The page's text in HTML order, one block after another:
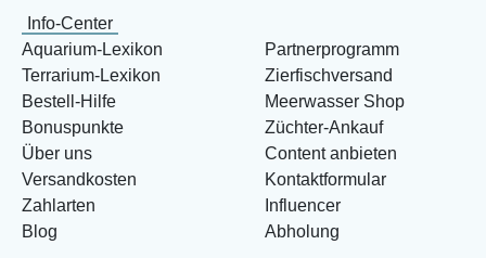
Info-Center
Aquarium-Lexikon
Terrarium-Lexikon
Bestell-Hilfe
Bonuspunkte
Über uns
Versandkosten
Zahlarten
Blog
Partnerprogramm
Zierfischversand
Meerwasser Shop
Züchter-Ankauf
Content anbieten
Kontaktformular
Influencer
Abholung